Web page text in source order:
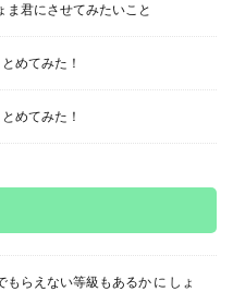
ま君にさせてみたいこと
めてみた！
めてみた！
もらえない等級もあるか に しょ